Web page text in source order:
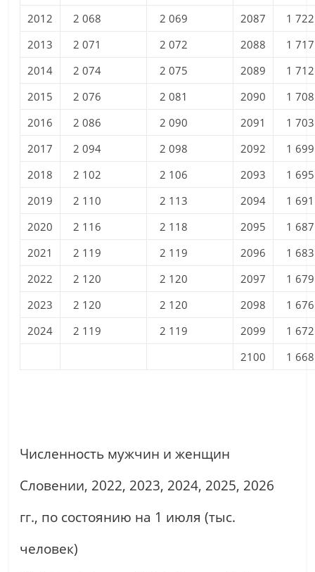
2012
2 068 2 069 2087
1 722
2013
2 071 2 072 2088
1 717
2014
2 074 2 075 2089
1 712
2015
2 076 2 081 2090
1 708
2016
2 086 2 090 2091
1 703
2017
2 094 2 098 2092
1 699
2018
2 102 2 106 2093
1 695
2019
2 110 2 113 2094
1 691
2020
2 116 2 118 2095
1 687
2021
2 119 2 119 2096
1 683
2022
2 120 2 120 2097
1 679
2023
2 120 2 120 2098
1 676
2024
2 119 2 119 2099
1 672
2100
1 668
Численность мужчин и женщин
Словении, 2022, 2023, 2024, 2025, 2026
гг., по состоянию на 1 июля (тыс.
человек)